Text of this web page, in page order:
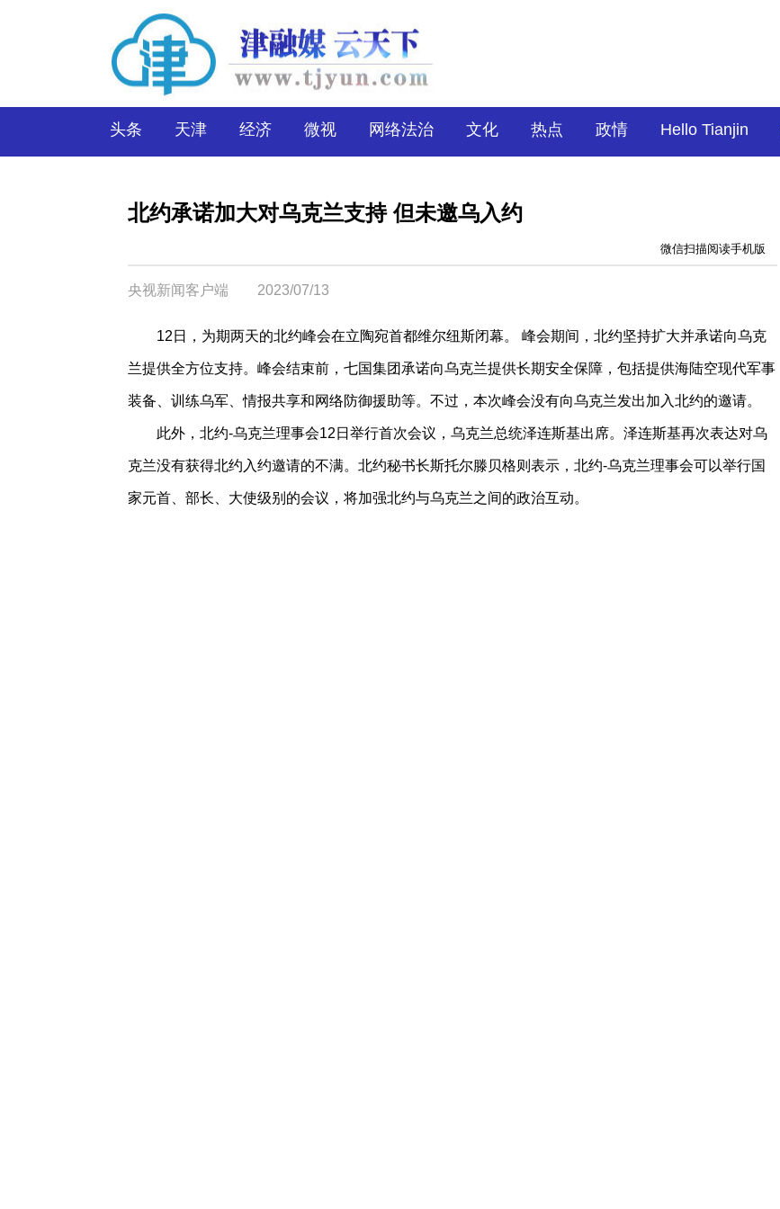
头条 天津 经济 微视 网络法治 文化 热点 政情 Hello Tianjin
北约承诺加大对乌克兰支持 但未邀乌入约
微信扫描阅读手机版
央视新闻客户端 2023/07/13
12日，为期两天的北约峰会在立陶宛首都维尔纽斯闭幕。 峰会期间，北约坚持扩大并承诺向乌克
兰提供全方位支持。峰会结束前，七国集团承诺向乌克兰提供长期安全保障，包括提供海陆空现代军事
装备、训练乌军、情报共享和网络防御援助等。不过，本次峰会没有向乌克兰发出加入北约的邀请。
此外，北约-乌克兰理事会12日举行首次会议，乌克兰总统泽连斯基出席。泽连斯基再次表达对乌
克兰没有获得北约入约邀请的不满。北约秘书长斯托尔滕贝格则表示，北约-乌克兰理事会可以举行国
家元首、部长、大使级别的会议，将加强北约与乌克兰之间的政治互动。